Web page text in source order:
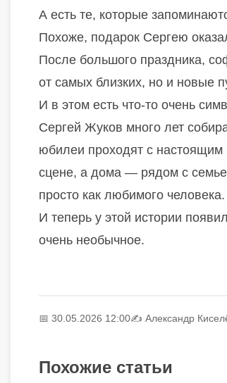
А есть те, которые
Похоже, подарок Сергею
После большого праздника,
от самых близких, но и новые
И в этом есть что-то очень
Сергей Жуков много лет
юбилеи проходят с
сцене, а дома — рядом с
просто как любимого человека.
И теперь у этой истории
очень необычное.
📅 30.05.2026 12:00✍️ Александр
Похожие статьи